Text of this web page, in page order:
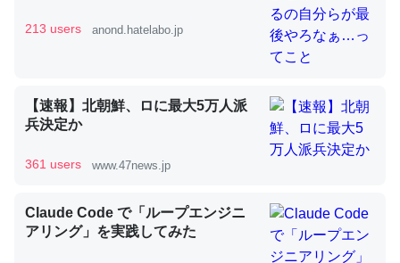
─ニュース :: 【研究発表】昆虫学の大問題＝「昆虫はなぜ海にいな
いのか」に関する新仮説
論文では「淡水はカルシウムも酸素も不足してて両方に不
利だから両方が拮抗してるのでは」とあって面白い。海に
ずキチンを強化してる筈だが、酵素が違うのか？
─ニュース :: 【研究発表】昆虫学の大問題＝「昆虫はなぜ海にいな
いのか」に関する新仮説
213 users anond.hatelabo.jp
【速報】北朝鮮、ロに最大5万人派
兵決定か
361 users www.47news.jp
Claude Code で「ループエンジニ
アリング」を実践してみた